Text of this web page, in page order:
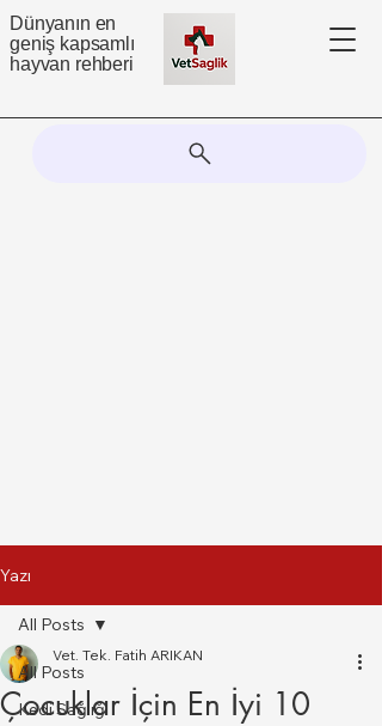
Dünyanın en
geniş kapsamlı
hayvan rehberi
Yazı
All Posts
Kedi Sağlığı
All Posts
Çocuklar İçin En İyi 10
Vet. Tek. Fatih ARIKAN